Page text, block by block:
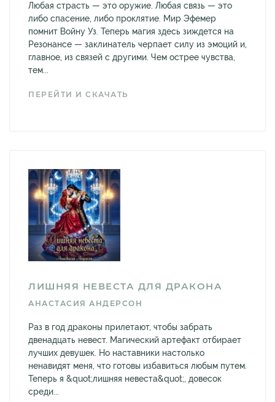
Любая страсть — это оружие. Любая связь — это
либо спасение, либо проклятие. Мир Эфемер
помнит Войну Уз. Теперь магия здесь зиждется на
Резонансе — заклинатель черпает силу из эмоций и,
главное, из связей с другими. Чем острее чувства,
тем...
ПЕРЕЙТИ И СКАЧАТЬ
ЛИШНЯЯ НЕВЕСТА ДЛЯ ДРАКОНА
АНАСТАСИЯ АНДЕРСОН
Раз в год драконы прилетают, чтобы забрать
двенадцать невест. Магический артефакт отбирает
лучших девушек. Но наставники настолько
ненавидят меня, что готовы избавиться любым путем.
Теперь я &quot;лишняя невеста&quot;, довесок
среди...